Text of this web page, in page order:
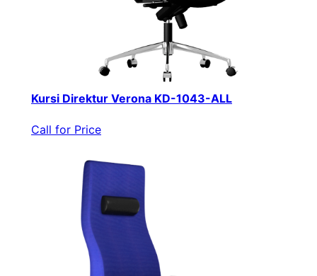
Kursi Direktur Verona KD-1043-ALL
Call for Price